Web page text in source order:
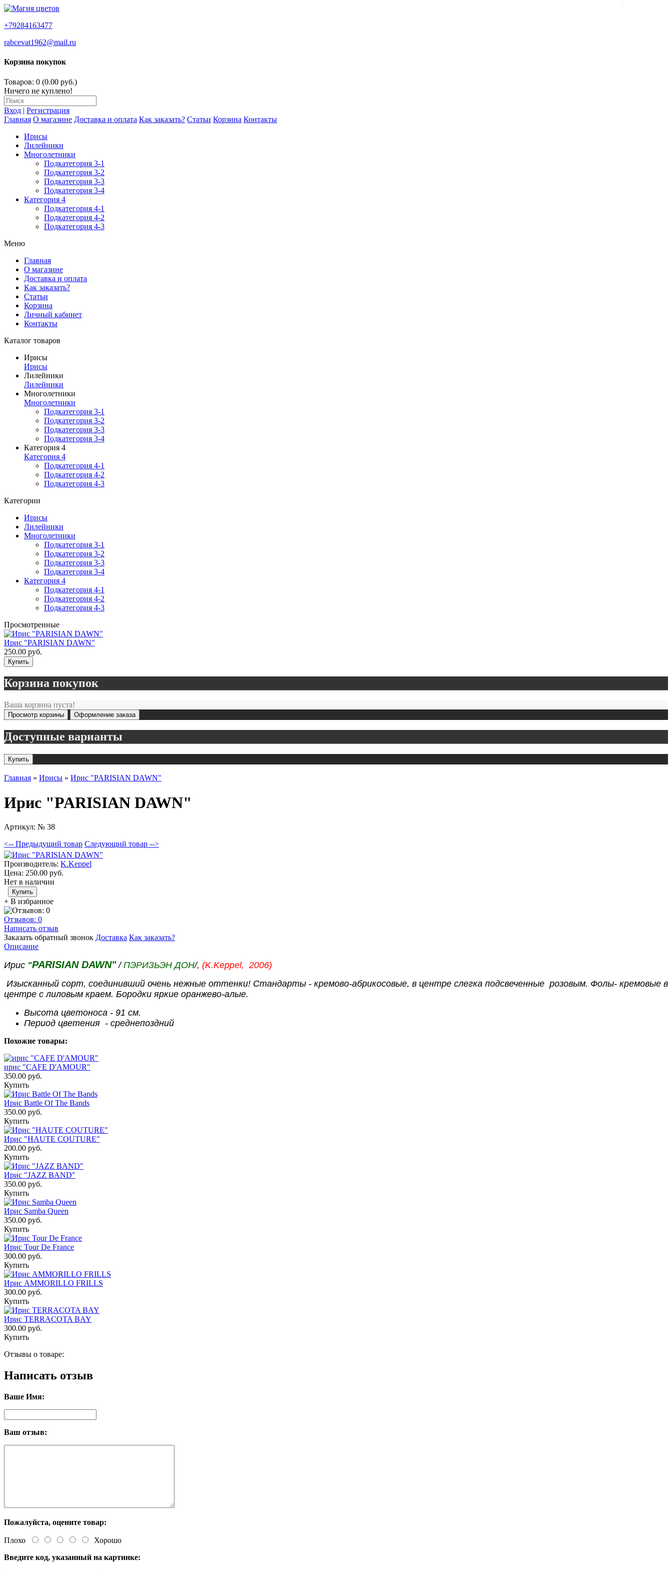
+79284163477
rabcevat1962@mail.ru
Корзина покупок
Товаров: 0 (0.00 руб.)
Ничего не куплено!
Вход | Регистрация
Главная О магазине Доставка и оплата Как заказать? Статьи Корзина Контакты
Ирисы
Лилейники
Многолетники
Подкатегория 3-1
Подкатегория 3-2
Подкатегория 3-3
Подкатегория 3-4
Категория 4
Подкатегория 4-1
Подкатегория 4-2
Подкатегория 4-3
Меню
Главная
О магазине
Доставка и оплата
Как заказать?
Статьи
Корзина
Личный кабинет
Контакты
Каталог товаров
Ирисы
Ирисы
Лилейники
Лилейники
Многолетники
Многолетники
Подкатегория 3-1
Подкатегория 3-2
Подкатегория 3-3
Подкатегория 3-4
Категория 4
Категория 4
Подкатегория 4-1
Подкатегория 4-2
Подкатегория 4-3
Категории
Ирисы
Лилейники
Многолетники
Подкатегория 3-1
Подкатегория 3-2
Подкатегория 3-3
Подкатегория 3-4
Категория 4
Подкатегория 4-1
Подкатегория 4-2
Подкатегория 4-3
Просмотренные
Ирис "PARISIAN DAWN"
250.00 руб.
Корзина покупок
Ваша корзина пуста!
Просмотр корзины Оформление заказа
Доступные варианты
Главная » Ирисы » Ирис "PARISIAN DAWN"
Ирис "PARISIAN DAWN"
Артикул: № 38
<-- Предыдущий товар Следующий товар -->
Производитель: K.Keppel
Цена: 250.00 руб.
Нет в наличии
+ В избранное
Отзывов: 0
Написать отзыв
Заказать обратный звонок Доставка Как заказать?
Описание
Ирис "PARISIAN DAWN"/ПЭРИЗЬЭН ДОН/, (K.Keppel, 2006)
Изысканный сорт, соединивший очень нежные оттенки! Стандарты - кремово-абрикосовые, в центре слегка подсвеченные розовым. Фолы- кремовые в
центре с лиловым краем. Бородки яркие оранжево-алые.
Высота цветоноса - 91 см.
Период цветения - среднепоздний
Похожие товары:
ирис "CAFE D'AMOUR"
350.00 руб.
Купить
Ирис Battle Of The Bands
350.00 руб.
Купить
Ирис "HAUTE COUTURE"
200.00 руб.
Купить
Ирис "JAZZ BAND"
350.00 руб.
Купить
Ирис Samba Queen
350.00 руб.
Купить
Ирис Tour De France
300.00 руб.
Купить
Ирис AMMORILLO FRILLS
300.00 руб.
Купить
Ирис TERRACOTA BAY
300.00 руб.
Купить
Отзывы о товаре:
Написать отзыв
Ваше Имя:
Ваш отзыв:
Пожалуйста, оцените товар:
Плохо
Хорошо
Введите код, указанный на картинке: